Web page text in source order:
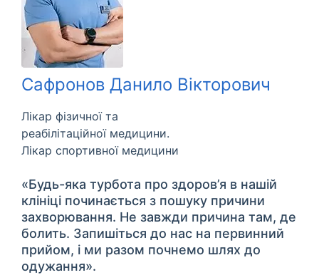
Сафронов Данило Вікторович
Лікар фізичної та
реабілітаційної медицини.
Лікар спортивної медицини
«Будь-яка турбота про здоров’я в нашій
клініці починається з пошуку причини
захворювання. Не завжди причина там, де
болить. Запишіться до нас на первинний
прийом, і ми разом почнемо шлях до
одужання».